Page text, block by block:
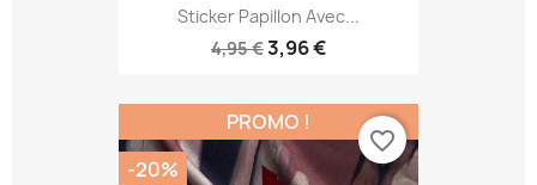
Sticker Papillon Avec...
4,95 €3,96 €
PROMO !
-20%
favorite_border